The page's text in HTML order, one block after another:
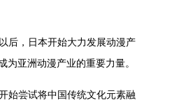
后，日本开始大力发展动漫产
亚洲动漫产业的重要力量。
始尝试将中国传统文化元素融